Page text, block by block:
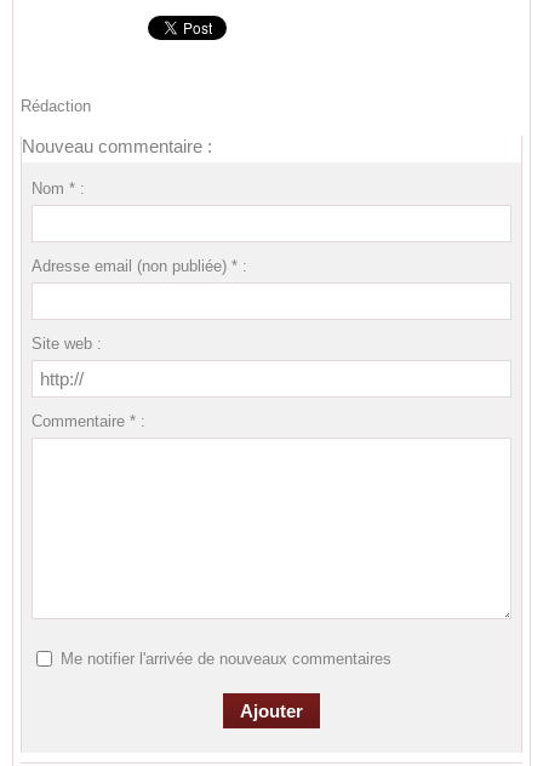
Rédaction
Nouveau commentaire :
Nom * :
Adresse email (non publiée) * :
Site web :
Commentaire * :
Me notifier l'arrivée de nouveaux commentaires